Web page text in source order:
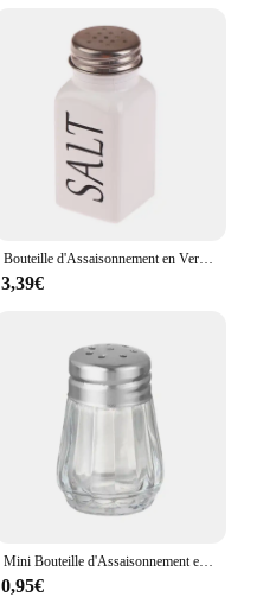
Bouteille d'Assaisonnement en Verre Noir et Blanc, Sel Belle Shaker, Bouteille de Condiment de Cuisine, Bouteille de Rangement, Outils d'Assaisonnement, Gadgets de Cuisine
3,39€
Mini Bouteille d'Assaisonnement en Verre Transparent, 10/15ml, Pots à Épices pour Barbecue Belle, Salière, Récipient de Stockage des citrouille avec Couvercle
0,95€